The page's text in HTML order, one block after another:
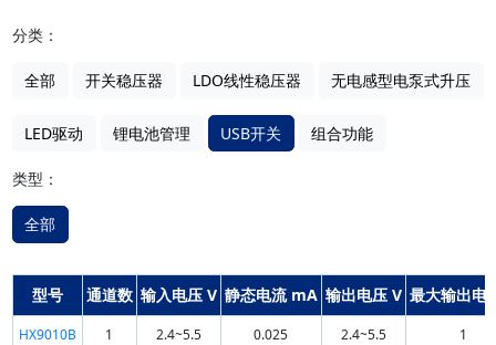
分类：
全部 开关稳压器 LDO线性稳压器 无电感型电泵式升压
LED驱动 锂电池管理 USB开关 组合功能
类型：
全部
型号 通道数 输入电压 V 静态电流 mA 输出电压 V 最大输出电
HX9010B 1 2.4~5.5 0.025 2.4~5.5 1